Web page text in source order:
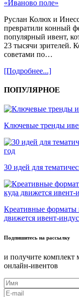
«Иваново поле»
Руслан Колюх и
превратили конный
популярный ивент,
23 тысячи зрителей.
советами по…
[Подробнее...]
ПОПУЛЯРНОЕ
Ключевые тренды
30 идей для
Креативные форматы
движется ивент-
Подпишитесь на рассылку
и получите комплект
онлайн-ивентов